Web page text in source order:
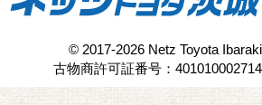
© 2017-2026 Netz Toyota Ibaraki
古物商許可証番号：401010002714